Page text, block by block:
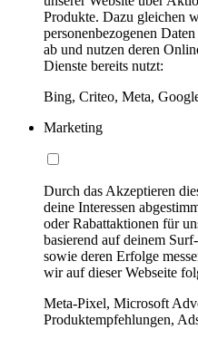
Produkte. Dazu gleichen
personenbezogenen
ab und nutzen deren
Dienste bereits nutzt:
Bing, Criteo, Meta,
Marketing
Durch das Akzeptieren
deine Interessen
oder Rabattaktionen für
basierend auf deinem
sowie deren Erfolge
wir auf dieser Webseite
Meta-Pixel, Microsoft
Produktempfehlungen,